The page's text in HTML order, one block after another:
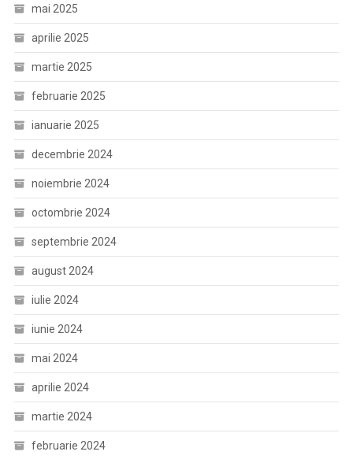
mai 2025
aprilie 2025
martie 2025
februarie 2025
ianuarie 2025
decembrie 2024
noiembrie 2024
octombrie 2024
septembrie 2024
august 2024
iulie 2024
iunie 2024
mai 2024
aprilie 2024
martie 2024
februarie 2024